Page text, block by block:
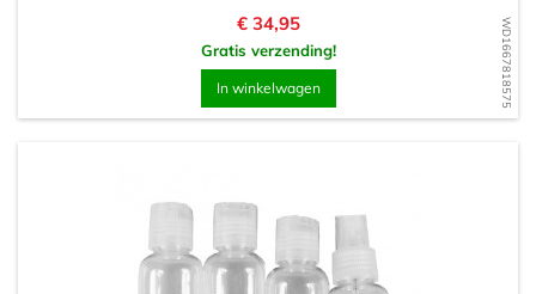
WD1667818575
Prijs
€ 34,95
Gratis verzending!
In winkelwagen